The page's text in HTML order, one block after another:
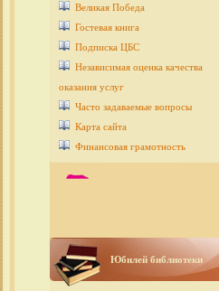
Великая Победа
Гостевая книга
Подписка ЦБС
Независимая оценка качества
оказания услуг
Часто задаваемые вопросы
Карта сайта
Финансовая грамотность
Юбилей библиотеки